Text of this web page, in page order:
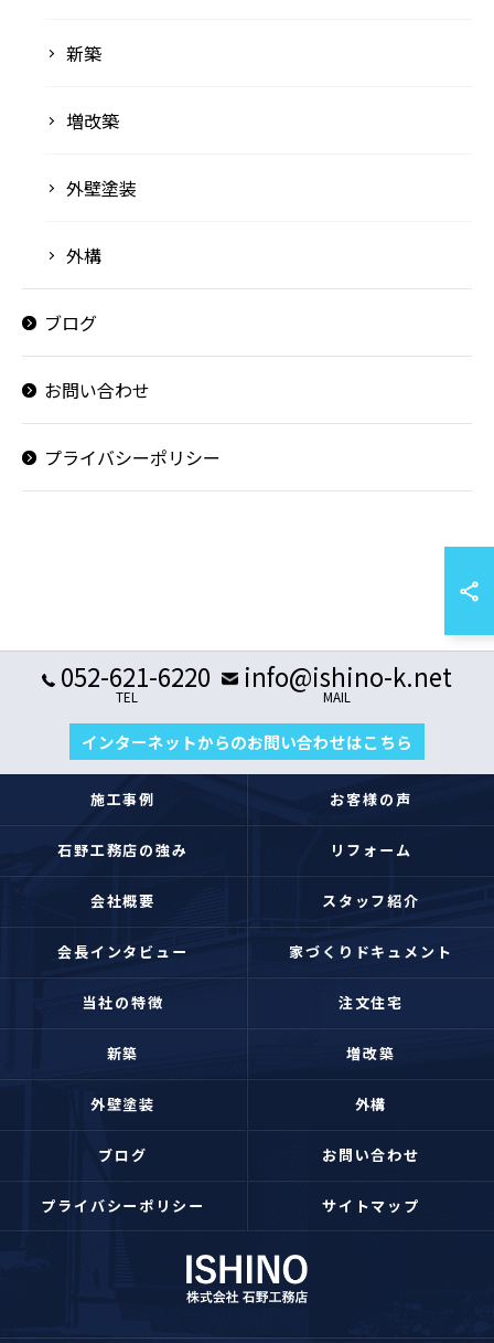
新築
増改築
外壁塗装
外構
ブログ
お問い合わせ
プライバシーポリシー
052-621-6220
TEL
info@ishino-k.net
MAIL
インターネットからのお問い合わせはこちら
施工事例 お客様の声
石野工務店の強み リフォーム
会社概要 スタッフ紹介
会長インタビュー 家づくりドキュメント
当社の特徴 注文住宅
新築 増改築
外壁塗装 外構
ブログ お問い合わせ
プライバシーポリシー サイトマップ